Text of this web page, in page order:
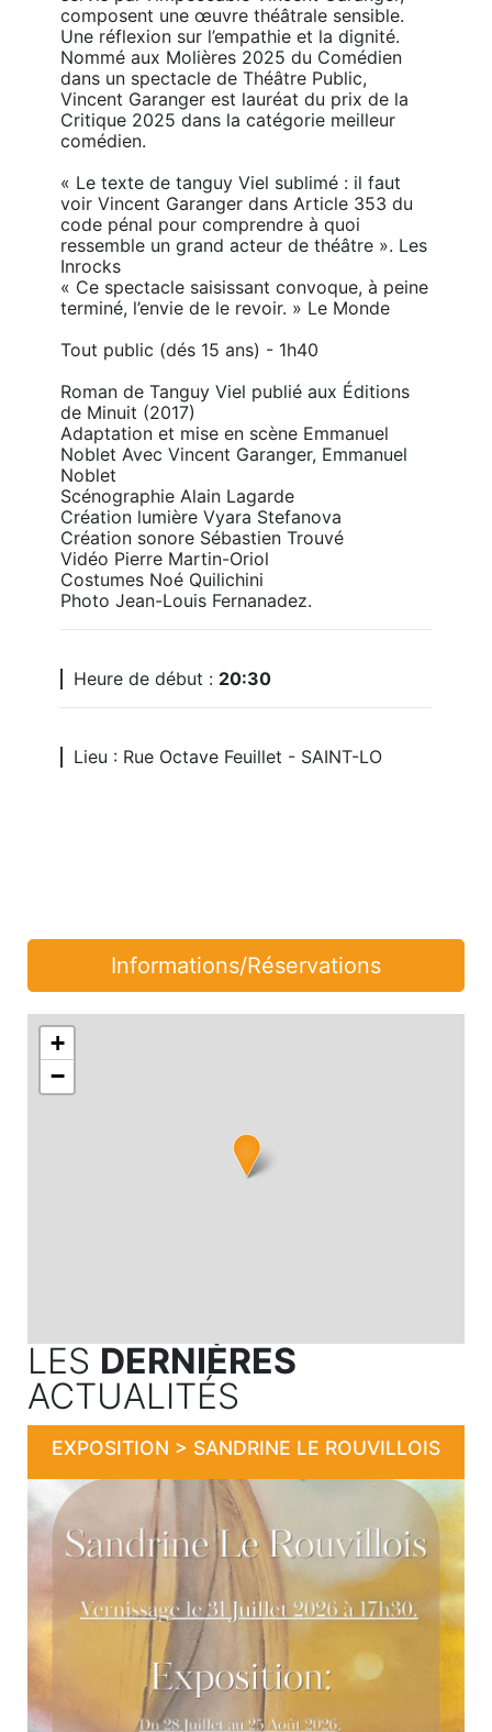
composent une œuvre théâtrale sensible.
Une réflexion sur l’empathie et la dignité.
Nommé aux Molières 2025 du Comédien
dans un spectacle de Théâtre Public,
Vincent Garanger est lauréat du prix de la
Critique 2025 dans la catégorie meilleur
comédien.
« Le texte de tanguy Viel sublimé : il faut
voir Vincent Garanger dans Article 353 du
code pénal pour comprendre à quoi
ressemble un grand acteur de théâtre ». Les
Inrocks
« Ce spectacle saisissant convoque, à peine
terminé, l’envie de le revoir. » Le Monde
Tout public (dés 15 ans) - 1h40
Roman de Tanguy Viel publié aux Éditions
de Minuit (2017)
Adaptation et mise en scène Emmanuel
Noblet Avec Vincent Garanger, Emmanuel
Noblet
Scénographie Alain Lagarde
Création lumière Vyara Stefanova
Création sonore Sébastien Trouvé
Vidéo Pierre Martin-Oriol
Costumes Noé Quilichini
Photo Jean-Louis Fernanadez.
Heure de début : 20:30
Lieu : Rue Octave Feuillet - SAINT-LO
Informations/Réservations
+
−
LES DERNIÈRES
ACTUALITÉS
EXPOSITION > SANDRINE LE ROUVILLOIS